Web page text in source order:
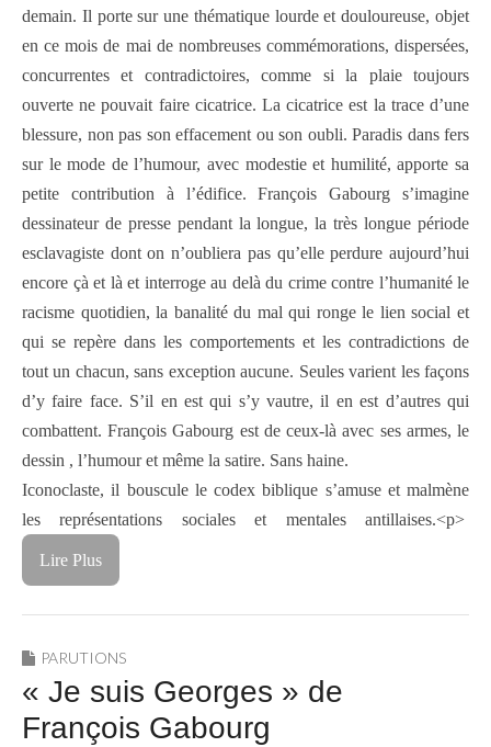
demain. Il porte sur une thématique lourde et douloureuse, objet
en ce mois de mai de nombreuses commémorations, dispersées,
concurrentes et contradictoires, comme si la plaie toujours
ouverte ne pouvait faire cicatrice. La cicatrice est la trace d’une
blessure, non pas son effacement ou son oubli. Paradis dans fers
sur le mode de l’humour, avec modestie et humilité, apporte sa
petite contribution à l’édifice. François Gabourg s’imagine
dessinateur de presse pendant la longue, la très longue période
esclavagiste dont on n’oubliera pas qu’elle perdure aujourd’hui
encore çà et là et interroge au delà du crime contre l’humanité le
racisme quotidien, la banalité du mal qui ronge le lien social et
qui se repère dans les comportements et les contradictions de
tout un chacun, sans exception aucune. Seules varient les façons
d’y faire face. S’il en est qui s’y vautre, il en est d’autres qui
combattent. François Gabourg est de ceux-là avec ses armes, le
dessin , l’humour et même la satire. Sans haine.
Iconoclaste, il bouscule le codex biblique s’amuse et malmène
les représentations sociales et mentales antillaises.<p>
Lire Plus
PARUTIONS
« Je suis Georges » de
François Gabourg